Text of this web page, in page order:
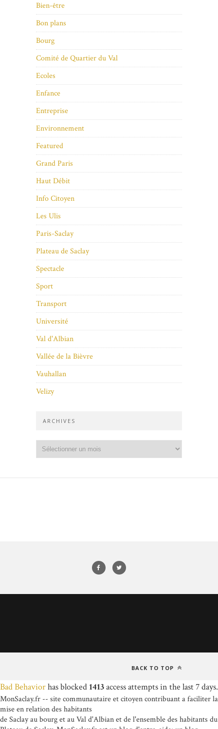
Bien-être
Bon plans
Bourg
Comité de Quartier du Val
Ecoles
Enfance
Entreprise
Environnement
Featured
Grand Paris
Haut Débit
Info Citoyen
Les Ulis
Paris-Saclay
Plateau de Saclay
Spectacle
Sport
Transport
Université
Val d'Albian
Vallée de la Bièvre
Vauhallan
Velizy
ARCHIVES
BACK TO TOP
Bad Behaviorhas blocked1413access attempts in the last 7 days.
MonSaclay.fr -- site communautaire et citoyen contribuant a faciliter la
mise en relation des habitants
de Saclay au bourg et au Val d'Albian et de l'ensemble des habitants du